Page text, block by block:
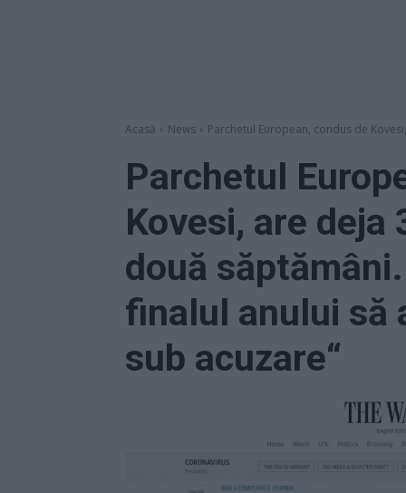
Acasă News Parchetul European, condus de
Parchetul
Kovesi, are deja
două
finalul anului să
sub acuzare“